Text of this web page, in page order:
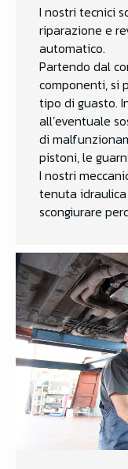
I nostri tecnici
riparazione e
automatico.
Partendo dal
componenti, si
tipo di guasto.
all’eventuale
di
pistoni, le
I nostri
tenuta
scongiurare